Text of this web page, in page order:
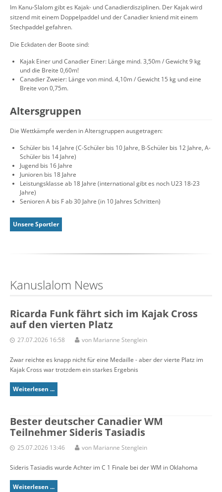
Im Kanu-Slalom gibt es Kajak- und Canadierdisziplinen. Der Kajak wird
sitzend mit einem Doppelpaddel und der Canadier kniend mit einem
Stechpaddel gefahren.
Die Eckdaten der Boote sind:
Kajak Einer und Canadier Einer: Länge mind. 3,50m / Gewicht 9 kg
und die Breite 0,60m!
Canadier Zweier: Länge von mind. 4,10m / Gewicht 15 kg und eine
Breite von 0,75m.
Altersgruppen
Die Wettkämpfe werden in Altersgruppen ausgetragen:
Schüler bis 14 Jahre (C-Schüler bis 10 Jahre, B-Schüler bis 12 Jahre, A-
Schüler bis 14 Jahre)
Jugend bis 16 Jahre
Junioren bis 18 Jahre
Leistungsklasse ab 18 Jahre (international gibt es noch U23 18-23
Jahre)
Senioren A bis F ab 30 Jahre (in 10 Jahres Schritten)
Unsere Sportler
Kanuslalom News
Ricarda Funk fährt sich im Kajak Cross
auf den vierten Platz
27.07.2026 16:58 von Marianne Stenglein
Zwar reichte es knapp nicht für eine Medaille - aber der vierte Platz im
Kajak Cross war trotzdem ein starkes Ergebnis
Weiterlesen ...
Bester deutscher Canadier WM
Teilnehmer Sideris Tasiadis
25.07.2026 13:46 von Marianne Stenglein
Sideris Tasiadis wurde Achter im C 1 Finale bei der WM in Oklahoma
Weiterlesen ...